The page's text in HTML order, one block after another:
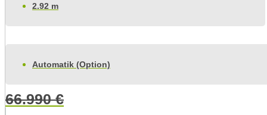
2.92 m
Automatik (Option)
66.990€